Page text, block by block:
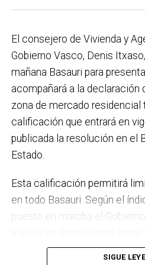
el Plan de Acción contra el
régimen de autoconsumo,
municipio más sostenible y
En ese sentido, estamos
clima y energía, entre las que
una red de refugios
Actuación ante Episodios de
como las que recientemente
proyecto de lanueva
Sarratu, junto a Arizko
por la educación pública y un
el trabajo que desarrollamos
El consejero de Vivienda y
Gobierno Vasco, Denis
mañana Basauri para
acompañará a la
zona de mercado residencial
calificación que entrará en
publicada la resolución en el
Estado.
Esta calificación permitirá
en todo Basauri. Según el
puesto en marcha el
dependiendo de la zona y de
SIGUE